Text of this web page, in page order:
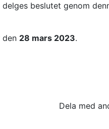
beslutet genom
den 28 mars 2023.
Dela med